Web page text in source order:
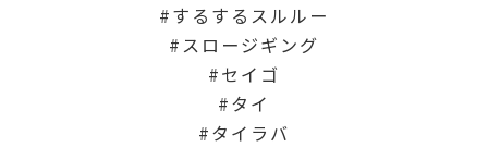
するするスルルー
スロージギング
セイゴ
タイ
タイラバ